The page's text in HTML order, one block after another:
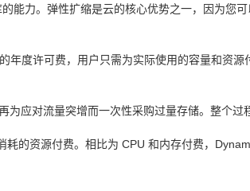
能力。弹性扩缩是云的核心优势之一，因为您
度许可费，用户只需为实际使用的容量和资
应对流量突增而一次性采购过量存储。整个过
的资源付费。相比为 CPU 和内存付费，